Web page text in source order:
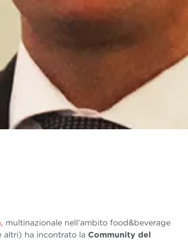
, multinazionale nell’ambito food&beverage
altri) ha incontrato la Community del